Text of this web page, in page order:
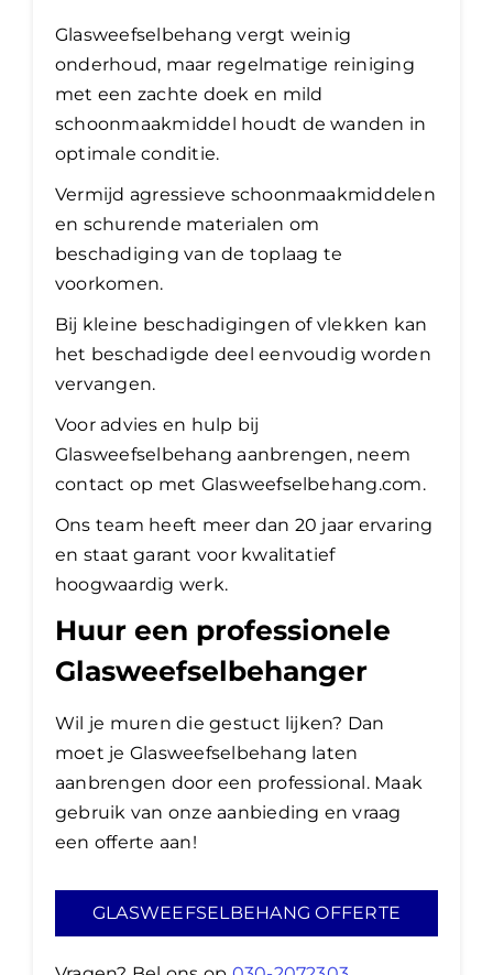
Glasweefselbehang vergt weinig
onderhoud, maar regelmatige reiniging
met een zachte doek en mild
schoonmaakmiddel houdt de wanden in
optimale conditie.
Vermijd agressieve schoonmaakmiddelen
en schurende materialen om
beschadiging van de toplaag te
voorkomen.
Bij kleine beschadigingen of vlekken kan
het beschadigde deel eenvoudig worden
vervangen.
Voor advies en hulp bij
Glasweefselbehang aanbrengen, neem
contact op met Glasweefselbehang.com.
Ons team heeft meer dan 20 jaar ervaring
en staat garant voor kwalitatief
hoogwaardig werk.
Huur een professionele
Glasweefselbehanger
Wil je muren die gestuct lijken? Dan
moet je Glasweefselbehang laten
aanbrengen door een professional. Maak
gebruik van onze aanbieding en vraag
een offerte aan!
GLASWEEFSELBEHANG OFFERTE